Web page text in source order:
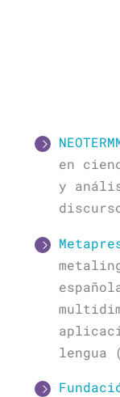
en
y
lengua